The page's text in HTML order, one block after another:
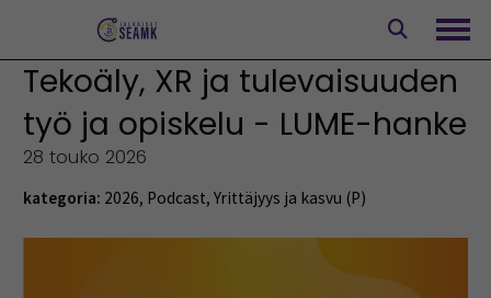
Tekoäly, XR ja tulevaisuuden
työ ja opiskelu - LUME-hanke
28 touko 2026
kategoria: 2026, Podcast, Yrittäjyys ja kasvu (P)